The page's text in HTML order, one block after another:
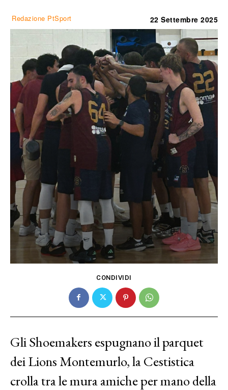
Redazione PtSport 22 Settembre 2025
CONDIVIDI
Gli Shoemakers espugnano il parquet
dei Lions Montemurlo, la Cestistica
crolla tra le mura amiche per mano della